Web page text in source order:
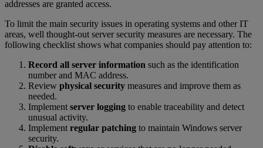
addresses are granted access.
To limit the main security issues in operating systems and other IT
areas, well thought-out server security measures are necessary. The
following checklist shows what companies should pay attention to:
Record all server information such as the identification
number and MAC address.
Review physical security measures and improve them as
needed.
Implement server logging to enable traceability and detect
unusual activity.
Implement regular patching to maintain Windows server
security.